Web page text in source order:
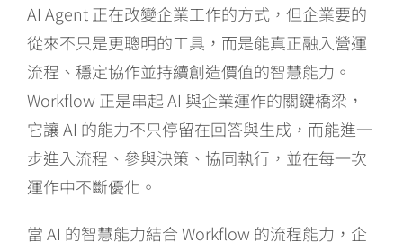
AI Agent 正在改變企業工作的方式，但企業要的
從來不只是更聰明的工具，而是能真正融入營運
流程、穩定協作並持續創造價值的智慧能力。
Workflow 正是串起 AI 與企業運作的關鍵橋梁，
它讓 AI 的能力不只停留在回答與生成，而能進一
步進入流程、參與決策、協同執行，並在每一次
運作中不斷優化。
當 AI 的智慧能力結合 Workflow 的流程能力，企